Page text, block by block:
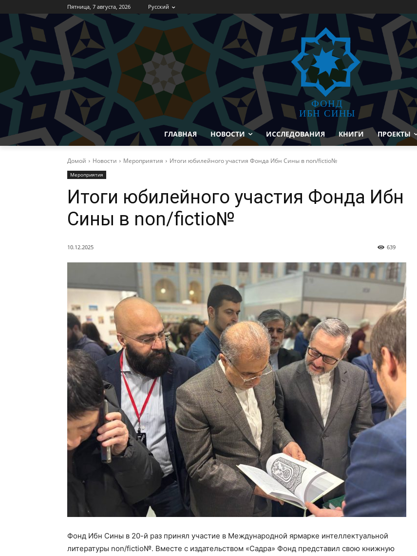
Пятница, 7 августа, 2026 Русский
ФОНД
ИБН СИНЫ
ГЛАВНАЯ НОВОСТИ ИССЛЕДОВАНИЯ КНИГИ ПРОЕКТЫ
Домой Новости Мероприятия Итоги юбилейного участия Фонда Ибн Сины в non/fictio№
Мероприятия
Итоги юбилейного участия Фонда Ибн
Сины в non/fictio№
10.12.2025 639
Фонд Ибн Сины в 20-й раз принял участие в Международной ярмарке интеллектуальной
литературы non/fictio№. Вместе с издательством «Садра» Фонд представил свою книжную